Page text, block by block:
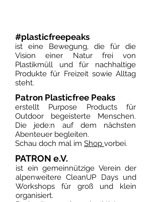
#plasticfreepeaks
ist eine Bewegung, die für die
Vision einer Natur frei von
Plastikmüll und für nachhaltige
Produkte für Freizeit sowie Alltag
steht.
Patron Plasticfree Peaks
erstellt Purpose Products für
Outdoor begeisterte Menschen.
Die jede:n auf dem nächsten
Abenteuer begleiten.
Schau doch mal im Shop vorbei.
PATRON e.V.
ist ein gemeinnützige Verein der
alpenweitere CleanUP Days und
Workshops für groß und klein
organisiert.